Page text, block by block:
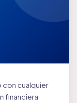
con cualquier
financiera